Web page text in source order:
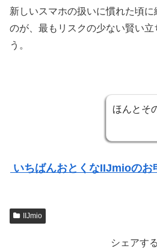
新しいスマホの扱いに慣れた頃
のが、最もリスクの少ない賢い立
う。
ほんとそ
いちばんおとくなIIJmioのお
IIJmio
シェアする